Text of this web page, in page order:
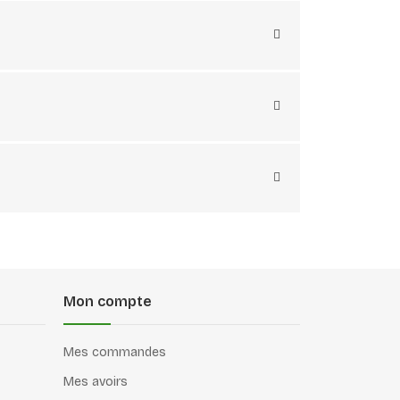
Mon compte
Mes commandes
Mes avoirs